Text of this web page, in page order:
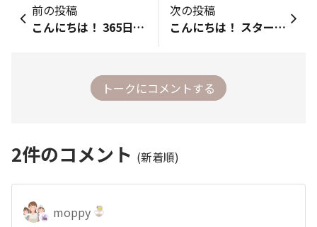
前の投稿
こんにちは！ 365日、マーミーのことをわが子のように思いながら活動してます □どれくらいの頻度で利用する？ →商品開発テストのとき以外は毎日 □マー＆ミー歴 →ブランド誕生から □使いはじめたきっかけは？ →こんなシャンプーがあったらいいなと開発を担当 □マー＆ミーのここが好き！ →髪のさわりごこち、やわらかな香り、コロンとしたかたち、ニュアンスカラー、デザインバーコード…何もかもです！！！ □仲間のみなさんに一言 →マー&amp;ミーを愛してくださってありがとうございます！みなさんと一緒に育てていけたらうれしいです
次の投稿
こんにちは！ スターティングメンバーに選んでいただきましたmoppyです。(zoomのカメラ不具合、申し訳ありませんでした💦) latte大好きなので、当選のご連絡をいただいたときはとても嬉しかったです。 □どれくらいの頻度で利用する？ 毎日ベーシックラインにお世話になっています。 トリートメントオイルが近所で手に入らず困っていたので、今3本まとめて取り寄せ中です！笑 □マー＆ミー歴 5年程だと思います。 □使いはじめたきっかけは？ 長女のベビーシャンプー卒業と同時に、親子でお揃いで使えるというのが嬉しくて使い始めました。 □マー＆ミーのここが好き！ 香り(寝ているときの子どもたちの髪も良い香りなので、思わず嗅いでしまいます...！) □仲間のみなさんに一言 latte好きのみなさまと、latteを作り上げてくださっている開発の方々とお話できるのを楽しみにしています。よろしくお願いします。
トークにコメントする
2件のコメント (新着順)
moppy